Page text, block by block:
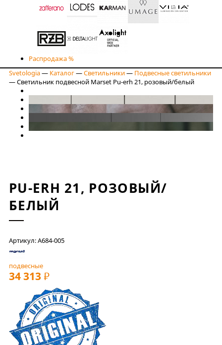
Распродажа %
Svetologia— Каталог—Светильники— Подвесные светильники
—Светильник подвесной Marset Pu-erh 21, розовый/белый
PU-ERH 21, РОЗОВЫЙ/
БЕЛЫЙ
Артикул: A684-005
подвесные
34 313 РУБ